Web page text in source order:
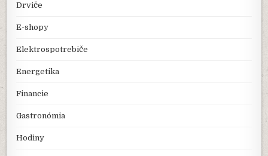
Drviče
E-shopy
Elektrospotrebiče
Energetika
Financie
Gastronómia
Hodiny